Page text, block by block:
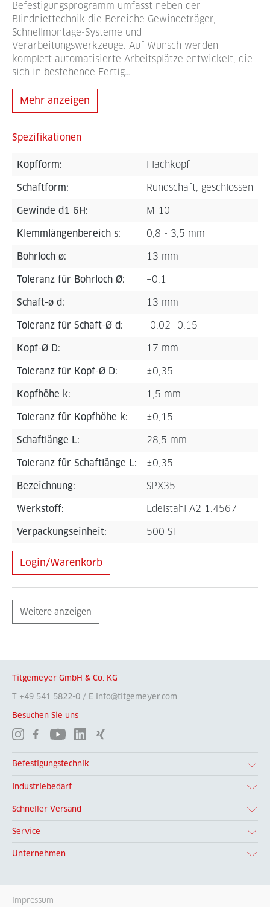
Befestigungsprogramm umfasst neben der
Blindniettechnik die Bereiche Gewindeträger,
Schnellmontage-Systeme und
Verarbeitungswerkzeuge. Auf Wunsch werden
komplett automatisierte Arbeitsplätze entwickelt, die
sich in bestehende Fertig…
Mehr anzeigen
Spezifikationen
Kopfform: Flachkopf
Schaftform: Rundschaft, geschlossen
Gewinde d1 6H: M 10
Klemmlängenbereich s: 0,8 - 3,5 mm
Bohrloch ø: 13 mm
Toleranz für Bohrloch Ø: +0,1
Schaft-ø d: 13 mm
Toleranz für Schaft-Ø d: -0,02 -0,15
Kopf-Ø D: 17 mm
Toleranz für Kopf-Ø D: ±0,35
Kopfhöhe k: 1,5 mm
Toleranz für Kopfhöhe k: ±0,15
Schaftlänge L: 28,5 mm
Toleranz für Schaftlänge L: ±0,35
Bezeichnung: SPX35
Werkstoff: Edelstahl A2 1.4567
Verpackungseinheit: 500 ST
Login/Warenkorb
Weitere anzeigen
Titgemeyer GmbH & Co. KG
T +49 541 5822-0 / E info@titgemeyer.com
Besuchen Sie uns
Befestigungstechnik
Industriebedarf
Schneller Versand
Service
Unternehmen
Impressum